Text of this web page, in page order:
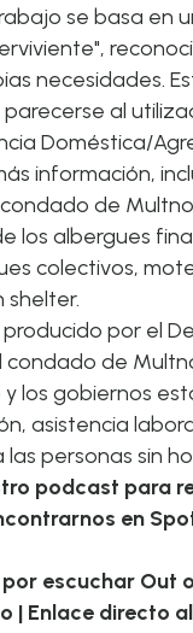
se basa en
necesidades.
al
Doméstica/
información,
de
los albergues
colectivos,
shelter.
por el
de
los gobiernos
asistencia
personas sin
podcast para
en
por escuchar
| Enlace directo